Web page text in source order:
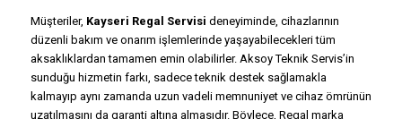
Müşteriler, Kayseri Regal Servisi deneyiminde, cihazlarının
düzenli bakım ve onarım işlemlerinde yaşayabilecekleri tüm
aksaklıklardan tamamen emin olabilirler. Aksoy Teknik Servis’in
sunduğu hizmetin farkı, sadece teknik destek sağlamakla
kalmayıp aynı zamanda uzun vadeli memnuniyet ve cihaz ömrünün
uzatılmasını da garanti altına almasıdır. Böylece, Regal marka